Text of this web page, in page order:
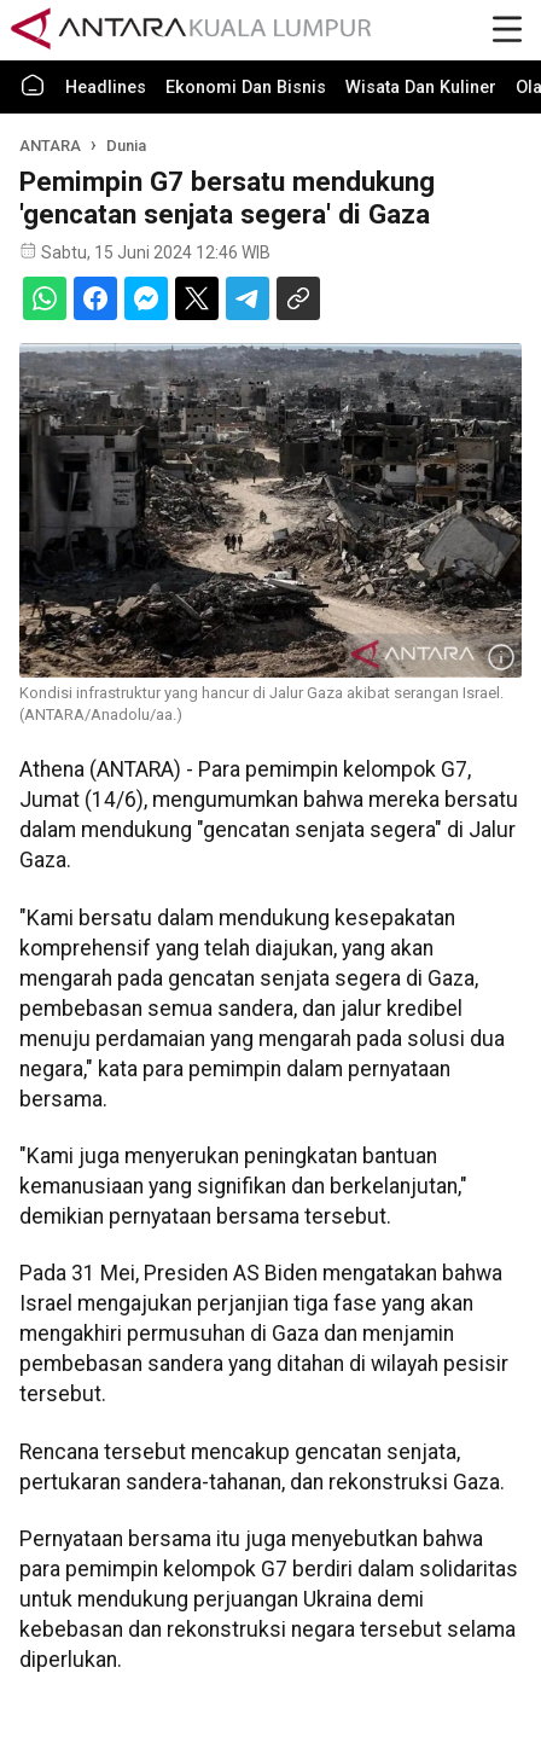
Headlines Ekonomi Dan Bisnis Wisata Dan Kuliner
ANTARA Dunia
Pemimpin G7 bersatu mendukung
'gencatan senjata segera' di Gaza
Sabtu, 15 Juni 2024 12:46 WIB
Kondisi infrastruktur yang hancur di Jalur Gaza akibat serangan Israel.
(ANTARA/Anadolu/aa.)
Athena (ANTARA) - Para pemimpin kelompok G7,
Jumat (14/6), mengumumkan bahwa mereka bersatu
dalam mendukung "gencatan senjata segera" di Jalur
Gaza.
"Kami bersatu dalam mendukung kesepakatan
komprehensif yang telah diajukan, yang akan
mengarah pada gencatan senjata segera di Gaza,
pembebasan semua sandera, dan jalur kredibel
menuju perdamaian yang mengarah pada solusi dua
negara," kata para pemimpin dalam pernyataan
bersama.
"Kami juga menyerukan peningkatan bantuan
kemanusiaan yang signifikan dan berkelanjutan,"
demikian pernyataan bersama tersebut.
Pada 31 Mei, Presiden AS Biden mengatakan bahwa
Israel mengajukan perjanjian tiga fase yang akan
mengakhiri permusuhan di Gaza dan menjamin
pembebasan sandera yang ditahan di wilayah pesisir
tersebut.
Rencana tersebut mencakup gencatan senjata,
pertukaran sandera-tahanan, dan rekonstruksi Gaza.
Pernyataan bersama itu juga menyebutkan bahwa
para pemimpin kelompok G7 berdiri dalam solidaritas
untuk mendukung perjuangan Ukraina demi
kebebasan dan rekonstruksi negara tersebut selama
diperlukan.